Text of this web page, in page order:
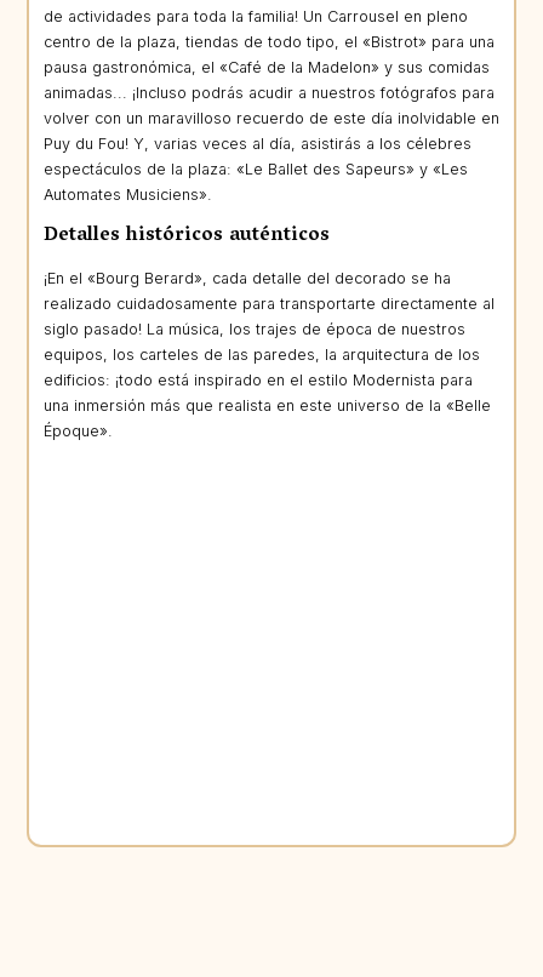
de actividades para toda la familia! Un Carrousel en pleno
centro de la plaza, tiendas de todo tipo, el «Bistrot» para una
pausa gastronómica, el «Café de la Madelon» y sus comidas
animadas... ¡Incluso podrás acudir a nuestros fotógrafos para
volver con un maravilloso recuerdo de este día inolvidable en
Puy du Fou! Y, varias veces al día, asistirás a los célebres
espectáculos de la plaza: «Le Ballet des Sapeurs» y «Les
Automates Musiciens».
Detalles históricos auténticos
¡En el «Bourg Berard», cada detalle del decorado se ha
realizado cuidadosamente para transportarte directamente al
siglo pasado! La música, los trajes de época de nuestros
equipos, los carteles de las paredes, la arquitectura de los
edificios: ¡todo está inspirado en el estilo Modernista para
una inmersión más que realista en este universo de la «Belle
Époque».